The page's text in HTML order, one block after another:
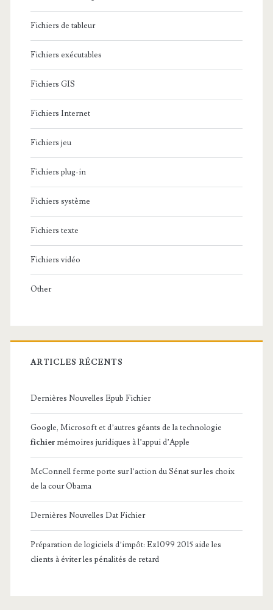
Fichiers de tableur
Fichiers exécutables
Fichiers GIS
Fichiers Internet
Fichiers jeu
Fichiers plug-in
Fichiers système
Fichiers texte
Fichiers vidéo
Other
ARTICLES RÉCENTS
Dernières Nouvelles Epub Fichier
Google, Microsoft et d’autres géants de la technologie
fichier mémoires juridiques à l’appui d’Apple
McConnell ferme porte sur l’action du Sénat sur les choix
de la cour Obama
Dernières Nouvelles Dat Fichier
Préparation de logiciels d’impôt: Ez1099 2015 aide les
clients à éviter les pénalités de retard